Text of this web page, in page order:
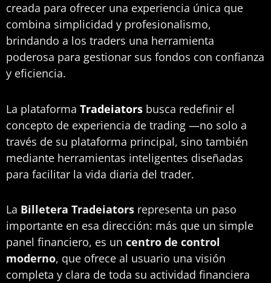
creada para ofrecer una experiencia única que
combina simplicidad y profesionalismo,
brindando a los traders una herramienta
poderosa para gestionar sus fondos con confianza
y eficiencia.
La plataforma Tradeiators busca redefinir el
concepto de experiencia de trading —no solo a
través de su plataforma principal, sino también
mediante herramientas inteligentes diseñadas
para facilitar la vida diaria del trader.
La Billetera Tradeiators representa un paso
importante en esa dirección: más que un simple
panel financiero, es un centro de control
moderno, que ofrece al usuario una visión
completa y clara de toda su actividad financiera